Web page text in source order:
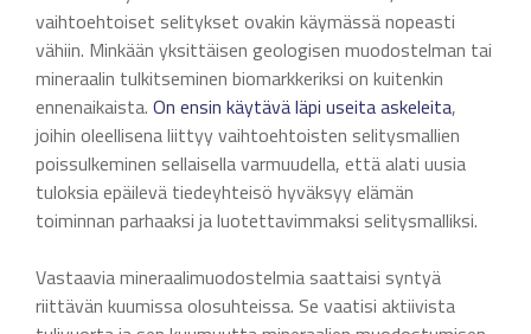
vaihtoehtoiset selitykset ovakin käymässä nopeasti
vähiin. Minkään yksittäisen geologisen muodostelman tai
mineraalin tulkitseminen biomarkkeriksi on kuitenkin
ennenaikaista. On ensin käytävä läpi useita askeleita,
joihin oleellisena liittyy vaihtoehtoisten selitysmallien
poissulkeminen sellaisella varmuudella, että alati uusia
tuloksia epäilevä tiedeyhteisö hyväksyy elämän
toiminnan parhaaksi ja luotettavimmaksi selitysmalliksi.
Vastaavia mineraalimuodostelmia saattaisi syntyä
riittävän kuumissa olosuhteissa. Se vaatisi aktiivista